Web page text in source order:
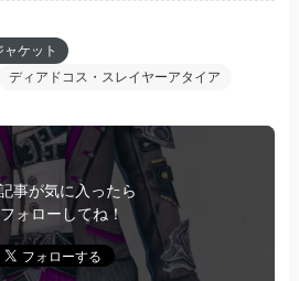
ャケット
ディアドコス・スレイヤーアタイア
事が気に入ったら
フォローしてね！